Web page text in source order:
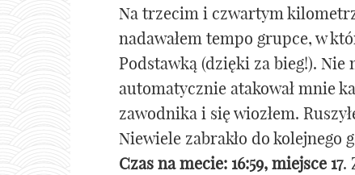
Na trzecim i czwartym
nadawałem tempo grupce, w
Podstawką (dzięki za bieg!). Nie
automatycznie atakował mnie
zawodnika i się wiozłem.
Niewiele zabrakło do kolejnego
Czas na mecie: 16:59, miejsce 17.